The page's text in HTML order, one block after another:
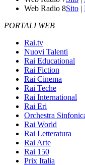
Web Radio 8Sito |
PORTALI WEB
Rai.tv
Nuovi Talenti
Rai Educational
Rai Fiction
Rai Cinema
Rai Teche
Rai International
Rai Eri
Orchestra
Rai World
Rai Letteratura
Rai Arte
Rai 150
Prix Italia